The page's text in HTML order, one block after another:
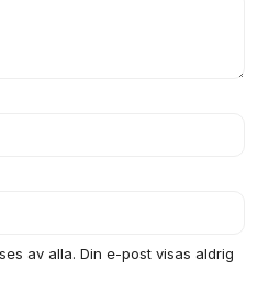
av alla. Din e-post visas aldrig